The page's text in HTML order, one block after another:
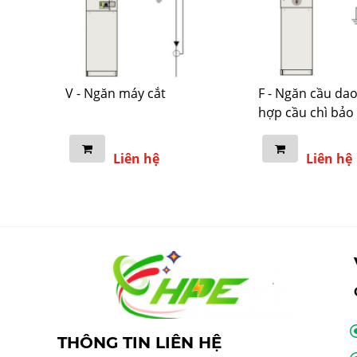
V - Ngăn máy cắt
Liên hệ
F - Ngăn cầu
hợp cầu chì bảo
Liên hệ
THÔNG TIN LIÊN HỆ